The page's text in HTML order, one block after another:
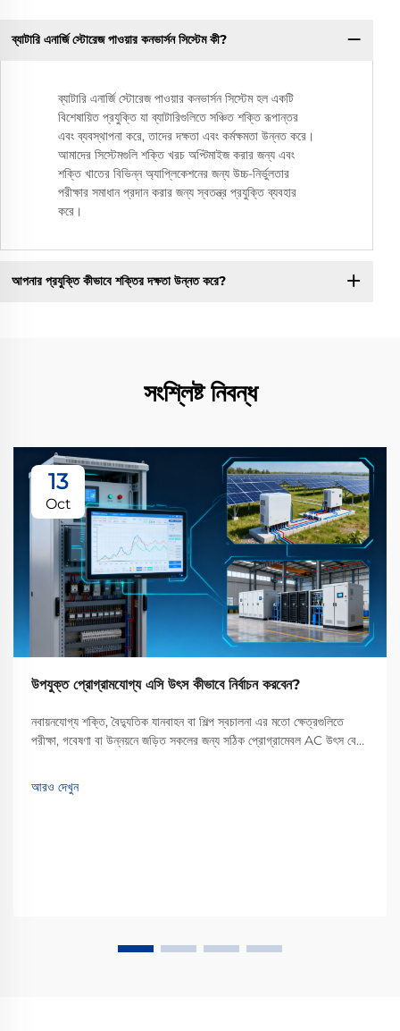
ব্যাটারি এনার্জি স্টোরেজ পাওয়ার কনভার্সন সিস্টেম কী?
ব্যাটারি এনার্জি স্টোরেজ পাওয়ার কনভার্সন সিস্টেম হল একটি
বিশেষায়িত প্রযুক্তি যা ব্যাটারিগুলিতে সঞ্চিত শক্তি রূপান্তর
এবং ব্যবস্থাপনা করে, তাদের দক্ষতা এবং কর্মক্ষমতা উন্নত করে।
আমাদের সিস্টেমগুলি শক্তি খরচ অপ্টিমাইজ করার জন্য এবং
শক্তি খাতের বিভিন্ন অ্যাপ্লিকেশনের জন্য উচ্চ-নির্ভুলতার
পরীক্ষার সমাধান প্রদান করার জন্য স্বতন্ত্র প্রযুক্তি ব্যবহার
করে।
আপনার প্রযুক্তি কীভাবে শক্তির দক্ষতা উন্নত করে?
সংশ্লিষ্ট নিবন্ধ
13
Oct
উপযুক্ত প্রোগ্রামযোগ্য এসি উৎস কীভাবে নির্বাচন করবেন?
নবায়নযোগ্য শক্তি, বৈদ্যুতিক যানবাহন বা শিল্প স্বচালনা এর মতো ক্ষেত্রগুলিতে
পরীক্ষা, গবেষণা বা উন্নয়নে জড়িত সকলের জন্য সঠিক প্রোগ্রামেবল AC উৎস বেছে
আরও দেখুন